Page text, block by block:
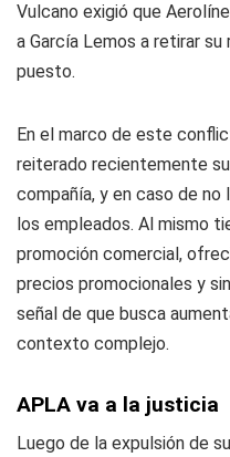
Vulcano exigió que
a García Lemos a retirar
puesto.
En el marco de este
reiterado recientemente
compañía, y en caso de
los empleados. Al mismo
promoción comercial,
precios promocionales y
señal de que busca
contexto complejo.
APLA va a la justicia
Luego de la expulsión de